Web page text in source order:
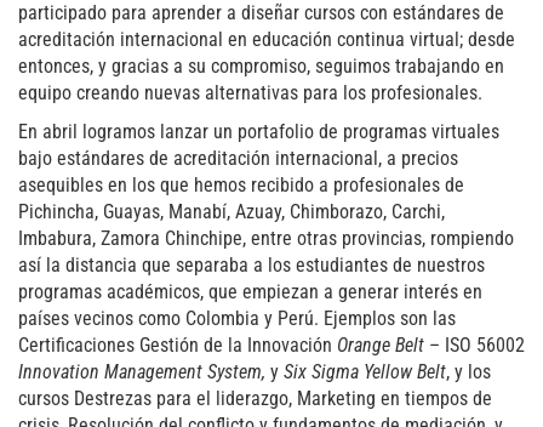
participado para aprender a diseñar cursos con estándares de
acreditación internacional en educación continua virtual; desde
entonces, y gracias a su compromiso, seguimos trabajando en
equipo creando nuevas alternativas para los profesionales.
En abril logramos lanzar un portafolio de programas virtuales
bajo estándares de acreditación internacional, a precios
asequibles en los que hemos recibido a profesionales de
Pichincha, Guayas, Manabí, Azuay, Chimborazo, Carchi,
Imbabura, Zamora Chinchipe, entre otras provincias, rompiendo
así la distancia que separaba a los estudiantes de nuestros
programas académicos, que empiezan a generar interés en
países vecinos como Colombia y Perú. Ejemplos son las
Certificaciones Gestión de la Innovación Orange Belt – ISO 56002
Innovation Management System, y Six Sigma Yellow Belt, y los
cursos Destrezas para el liderazgo, Marketing en tiempos de